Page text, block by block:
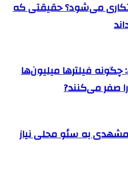
می‌شود؟ حقیقتی که
چگونه فیلترها میلیون‌ها
صفر می‌کنند?
به سئو محلی نیاز